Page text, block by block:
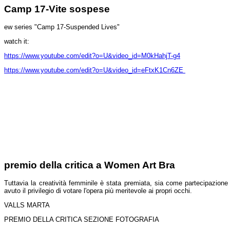
Camp 17-Vite sospese
ew series "Camp 17-Suspended Lives"
watch it:
https://www.youtube.com/edit?o=U&video_id=M0kHahjT-g4
https://www.youtube.com/edit?o=U&video_id=eFtxK1Cn6ZE
premio della critica a Women Art Bra
Tuttavia la creatività femminile è stata premiata, sia come
avuto il privilegio di votare l'opera più meritevole ai propri occhi.
VALLS MARTA
PREMIO DELLA CRITICA SEZIONE FOTOGRAFIA